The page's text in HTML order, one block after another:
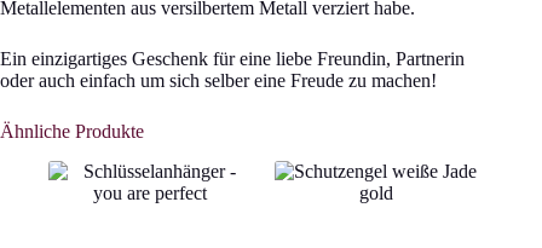
Metallelementen aus versilbertem Metall verziert habe.
Ein einzigartiges Geschenk für eine liebe Freundin, Partnerin
oder auch einfach um sich selber eine Freude zu machen!
Ähnliche Produkte